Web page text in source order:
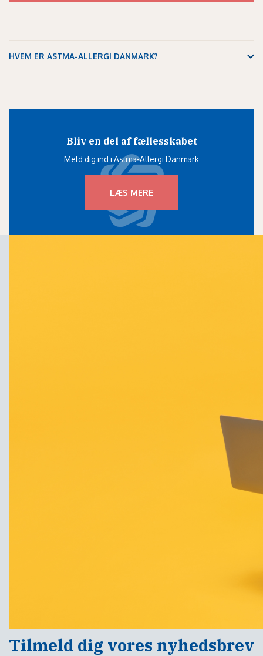
HVEM ER ASTMA-ALLERGI DANMARK?
Bliv en del af fællesskabet
Meld dig ind i Astma-Allergi Danmark
LÆS MERE
Tilmeld dig vores nyhedsbrev